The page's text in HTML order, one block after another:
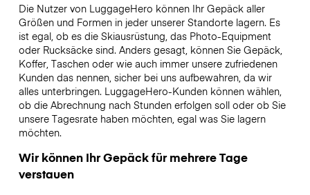
Die Nutzer von LuggageHero können Ihr Gepäck aller
Größen und Formen in jeder unserer Standorte lagern. Es
ist egal, ob es die Skiausrüstung, das Photo-Equipment
oder Rucksäcke sind. Anders gesagt, können Sie Gepäck,
Koffer, Taschen oder wie auch immer unsere zufriedenen
Kunden das nennen, sicher bei uns aufbewahren, da wir
alles unterbringen. LuggageHero-Kunden können wählen,
ob die Abrechnung nach Stunden erfolgen soll oder ob Sie
unsere Tagesrate haben möchten, egal was Sie lagern
möchten.
Wir können Ihr Gepäck für mehrere Tage
verstauen